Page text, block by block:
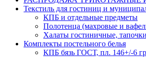
Текстиль для гостиниц и
КПБ и отдельные предметы
Полотенца (махровые и
Халаты гостиничные, тапочки
Комплекты постельного белья
КПБ бязь ГОСТ, пл. 146+/-6